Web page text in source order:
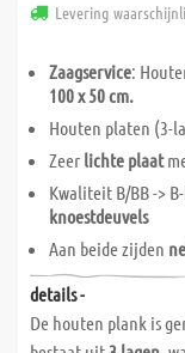
Levering
Zaagservice:
100 x 50 cm.
Houten platen (3-
Zeer lichte plaat
Kwaliteit B/BB ->
knoestdeuvels
Aan beide zijden
details -
De houten plank is